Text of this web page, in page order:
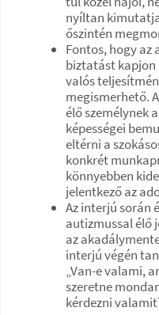
nyíltan
őszintén
Fontos, hogy az
biztatást kapjon
valós
megismerhető.
élő személynek
képességei
eltérni a
konkrét
könnyebben
jelentkező az
Az interjú során
autizmussal élő
az
interjú végén
„Van-e valami,
szeretne
kérdezni